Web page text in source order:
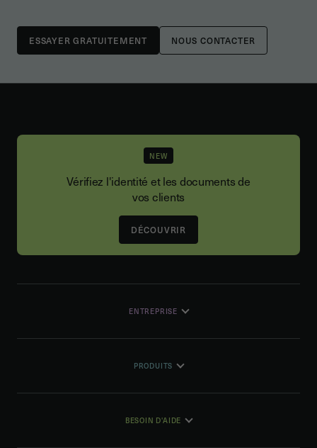
NOUS CONTACTER
NEW
Vérifiez l'identité et les documents de
vos clients
DÉCOUVRIR
ENTREPRISE
PRODUITS
BESOIN D'AIDE